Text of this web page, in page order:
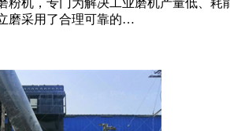
磨采用了合理可靠的…